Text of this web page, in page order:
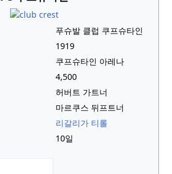
푸슈발 클럽 쿠프슈타인
1919
쿠프슈타인 아레나
4,500
허버트 가트너
마르쿠스 뒤프트너
리갈리가 티롤
10일